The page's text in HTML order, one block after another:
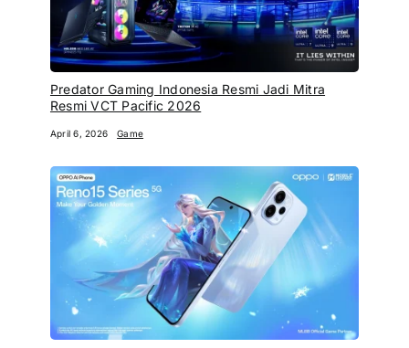
Predator Gaming Indonesia Resmi Jadi Mitra
Resmi VCT Pacific 2026
April 6, 2026 Game